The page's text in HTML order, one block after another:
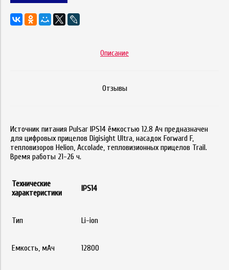
Описание
Отзывы
Источник питания Pulsar IPS14 ёмкостью 12.8 Ач предназначен
для цифровых прицелов Digisight Ultra, насадок Forward F,
тепловизоров Helion, Accolade, тепловизионных прицелов Trail.
Время работы 21-26 ч.
Технические
характеристики
IPS14
Тип Li-ion
Емкость, мАч 12800